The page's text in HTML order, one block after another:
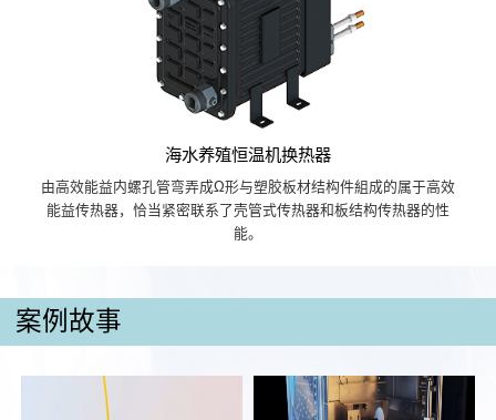
海水养殖恒温机换热器
由高效能益内螺孔管弯弄成Ω形与塑胶板材结构件組成的属于高效
能益传热器，恰当紧密联系了壳管式传热器和板结构传热器的性
能。
案例故事